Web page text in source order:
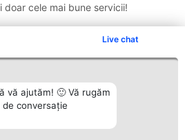
Live chat
vă ajutăm! 🙂 Vă rugăm
conversație
doar cele mai bune servicii!